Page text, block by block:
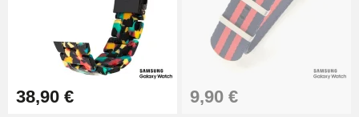
38,90 € 9,90 €